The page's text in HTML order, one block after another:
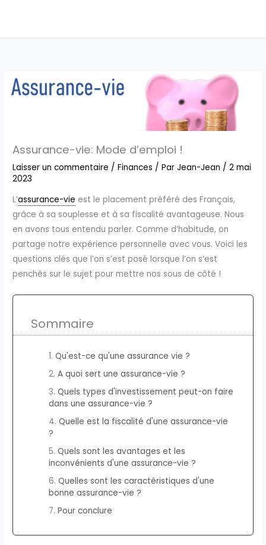
Assurance-vie: Mode d’emploi !
Laisser un commentaire /Finances / ParJean-Jean /2 mai
2023
L’assurance-vie est le placement préféré des Français,
grâce à sa souplesse et à sa fiscalité avantageuse. Nous
en avons tous entendu parler. Comme d’habitude, on
partage notre expérience personnelle avec vous. Voici les
questions clés que l’on s’est posé lorsque l’on s’est
penchés sur le sujet pour mettre nos sous de côté !
Sommaire
Qu'est-ce qu'une assurance vie ?
A quoi sert une assurance-vie ?
Quels types d'investissement peut-on faire
dans une assurance-vie ?
Quelle est la fiscalité d'une assurance-vie
?
Quels sont les avantages et les
inconvénients d'une assurance-vie ?
Quelles sont les caractéristiques d'une
bonne assurance-vie ?
Pour conclure